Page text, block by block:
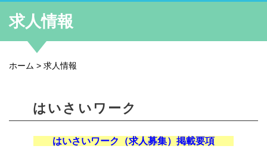
求人情報
ホーム > 求人情報
はいさいワーク
はいさいワーク（求人募集）掲載要項